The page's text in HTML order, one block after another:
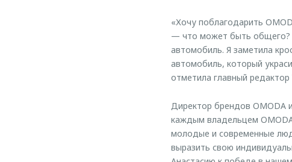
«Хочу поблагодарить
— что может быть общего?
автомобиль. Я заметила
автомобиль, который
отметила главный
Директор брендов OMODA
каждым владельцем
молодые и современные
выразить свою